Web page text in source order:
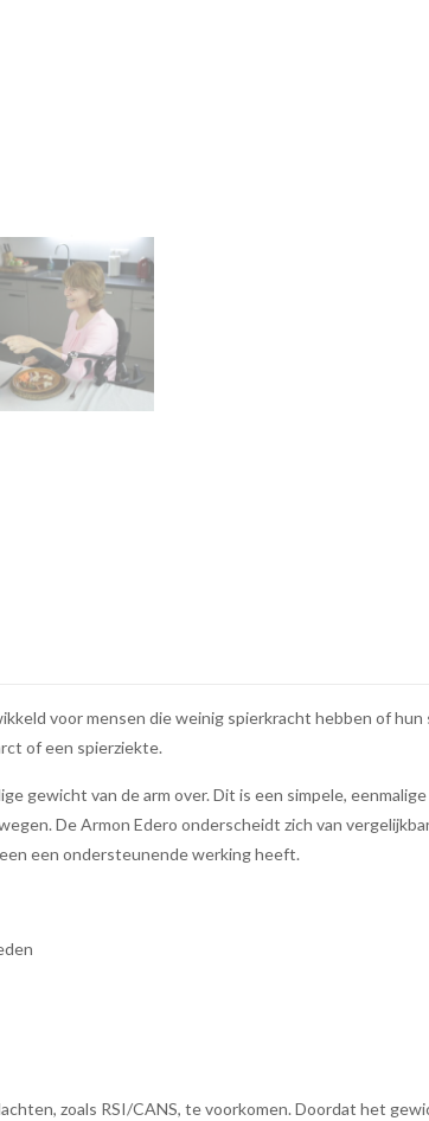
voor mensen die weinig spierkracht hebben of
of een spierziekte.
gewicht van de arm over. Dit is een simpele,
De Armon Edero onderscheidt zich van
een ondersteunende werking heeft.
zoals RSI/CANS, te voorkomen. Doordat het